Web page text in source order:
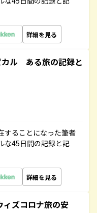
詳細を見る
カル ある旅の記録と
することになった筆者
な45日間の記録と記
詳細を見る
ィズコロナ旅の安